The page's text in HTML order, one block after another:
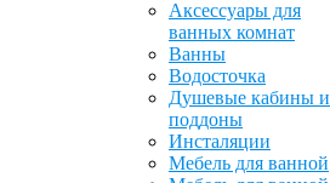
Аксессуары для
ванных комнат
Ванны
Водосточка
Душевые кабины и
поддоны
Инсталяции
Мебель для ванной